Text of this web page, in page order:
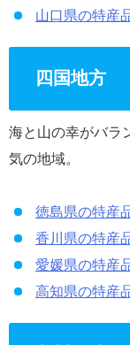
山口県の特産
四国地方
海と山の幸がバラ
気の地域。
徳島県の特産
香川県の特産
愛媛県の特産
高知県の特産